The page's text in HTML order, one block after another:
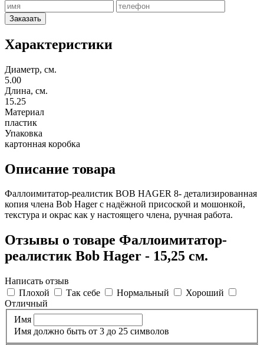
Заказать
Характеристики
Диаметр, см.
5.00
Длина, см.
15.25
Материал
пластик
Упаковка
картонная коробка
Описание товара
Фаллоимитатор-реалистик BOB HAGER 8- детализированная
копия члена Bob Hager с надёжной присоской и мошонкой,
текстура и окрас как у настоящего члена, ручная работа.
Отзывы о товаре Фаллоимитатор-
реалистик Bob Hager - 15,25 см.
Написать отзыв
Плохой
Так себе Нормальный
Хороший
Отличный
Имя
Имя должно быть от 3 до 25 символов